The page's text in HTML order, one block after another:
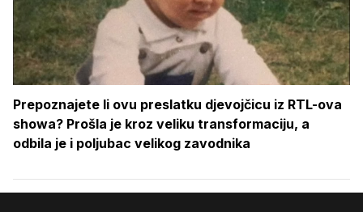
Prepoznajete li ovu preslatku djevojčicu iz RTL-ova
showa? Prošla je kroz veliku transformaciju, a
odbila je i poljubac velikog zavodnika